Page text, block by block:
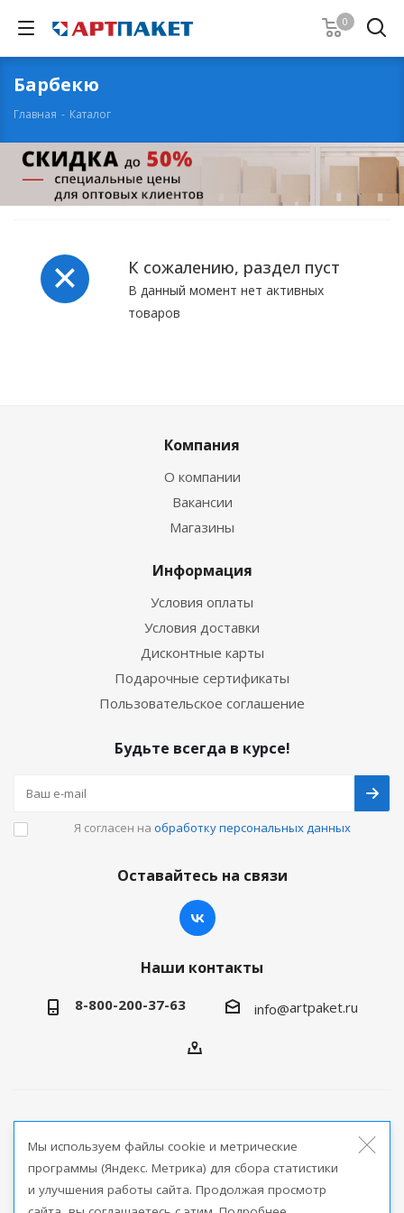
0
Барбекю
Главная - Каталог
К сожалению, раздел пуст
В данный момент нет активных
товаров
Компания
О компании
Вакансии
Магазины
Информация
Условия оплаты
Условия доставки
Дисконтные карты
Подарочные сертификаты
Пользовательское соглашение
Будьте всегда в курсе!
Я согласен на обработку персональных данных
Оставайтесь на связи
Наши контакты
8-800-200-37-63 info@artpaket.ru
продукции
Версия для печати
Мы используем файлы cookie и метрические
программы (Яндекс. Метрика) для сбора статистики
и улучшения работы сайта. Продолжая просмотр